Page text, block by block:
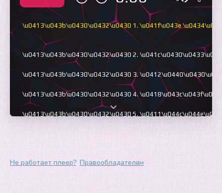
\u0413\u043b\u0430\u0432\u0430 1. \u041f\u043e
\u0413\u043b\u0430\u0432\u0430 2.
\u0413\u043b\u0430\u0432\u0430 3.
\u0413\u043b\u0430\u0432\u0430 4.
\u0413\u043b\u0430\u0432\u0430 5.
Не работает плеер? Правообладателям